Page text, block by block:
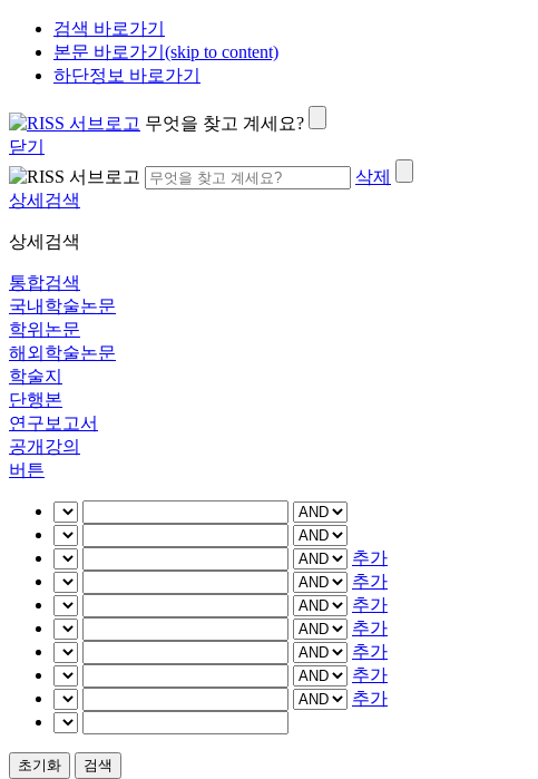
검색 바로가기
본문 바로가기(skip to content)
하단정보 바로가기
무엇을 찾고 계세요?
닫기
삭제
상세검색
상세검색
통합검색
국내학술논문
학위논문
해외학술논문
학술지
단행본
연구보고서
공개강의
버튼
추가
추가
추가
추가
추가
추가
추가